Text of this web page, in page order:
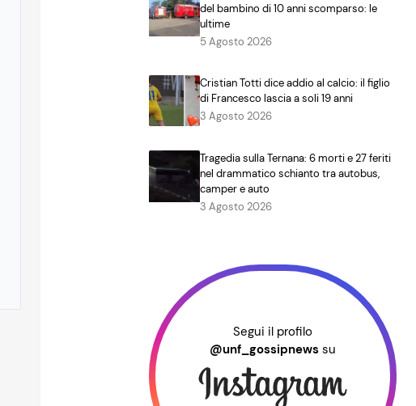
del bambino di 10 anni scomparso: le
ultime
5 Agosto 2026
Cristian Totti dice addio al calcio: il figlio
di Francesco lascia a soli 19 anni
3 Agosto 2026
Tragedia sulla Ternana: 6 morti e 27 feriti
nel drammatico schianto tra autobus,
camper e auto
3 Agosto 2026
Segui il profilo
@unf_gossipnews su